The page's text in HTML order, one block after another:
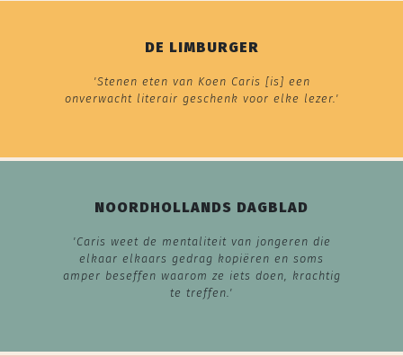
DE LIMBURGER
'Stenen eten van Koen Caris [is] een
onverwacht literair geschenk voor elke lezer.'
NOORDHOLLANDS DAGBLAD
'Caris weet de mentaliteit van jongeren die
elkaar elkaars gedrag kopiëren en soms
amper beseffen waarom ze iets doen, krachtig
te treffen.'